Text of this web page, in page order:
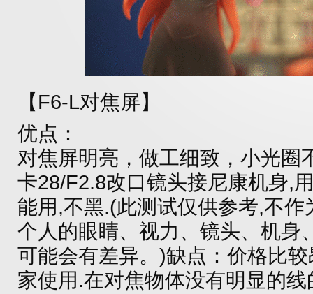
【F6-L对焦屏】
优点：
对焦屏明亮，做工细致，小光圈
卡28/F2.8改口镜头接尼康机身,
能用,不黑.(此测试仅供参考,不
个人的眼睛、视力、镜头、机身
可能会有差异。)缺点：价格比
家使用.在对焦物体没有明显的